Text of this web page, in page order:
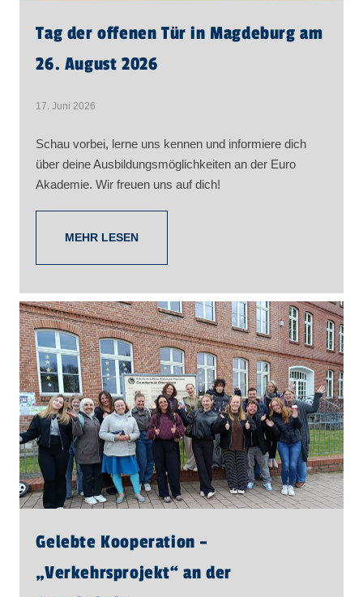
Tag der offenen Tür in Magdeburg am
26. August 2026
17. Juni 2026
Schau vorbei, lerne uns kennen und informiere dich
über deine Ausbildungsmöglichkeiten an der Euro
Akademie. Wir freuen uns auf dich!
MEHR LESEN
Gelebte Kooperation –
„Verkehrsprojekt“ an der